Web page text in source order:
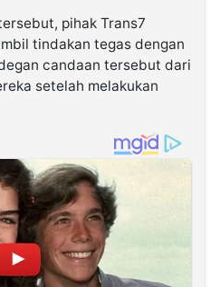
pihak Trans7
tindakan tegas dengan
candaan tersebut dari
setelah melakukan